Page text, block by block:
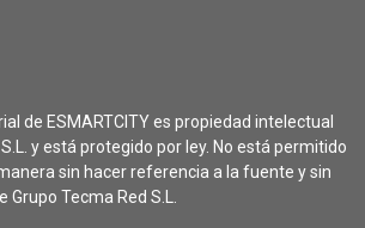
de ESMARTCITY es propiedad intelectual
y está protegido por ley. No está permitido
sin hacer referencia a la fuente y sin
Tecma Red S.L.